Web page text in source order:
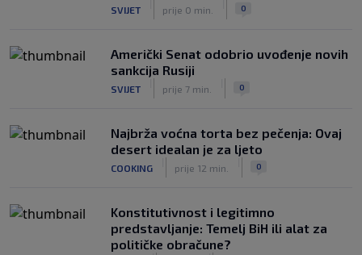
SVIJET prije 0 min. 0
Američki Senat odobrio uvođenje novih
sankcija Rusiji
SVIJET prije 7 min. 0
Najbrža voćna torta bez pečenja: Ovaj
desert idealan je za ljeto
COOKING prije 12 min. 0
Konstitutivnost i legitimno
predstavljanje: Temelj BiH ili alat za
političke obračune?